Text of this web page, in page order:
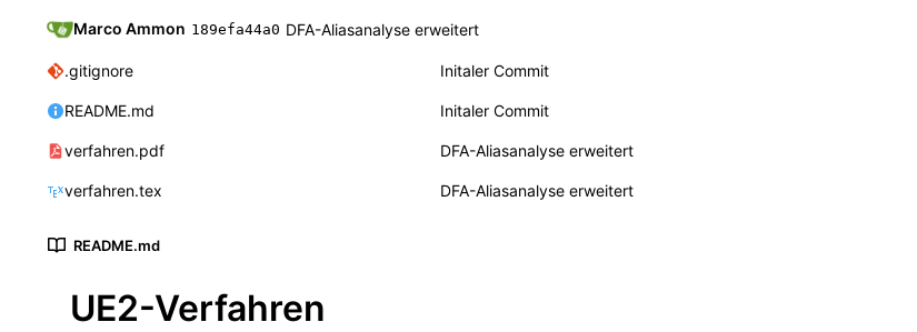
Marco Ammon 189efa44a0 DFA-Aliasanalyse erweitert
.gitignore Initaler Commit
README.md Initaler Commit
verfahren.pdf DFA-Aliasanalyse erweitert
verfahren.tex DFA-Aliasanalyse erweitert
README.md
UE2-Verfahren